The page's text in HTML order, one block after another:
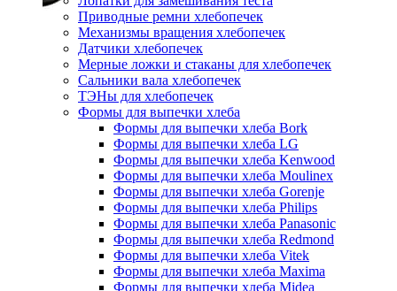
Приводные ремни хлебопечек
Механизмы вращения хлебопечек
Датчики хлебопечек
Мерные ложки и стаканы для хлебопечек
Сальники вала хлебопечек
ТЭНы для хлебопечек
Формы для выпечки хлеба
Формы для выпечки хлеба Bork
Формы для выпечки хлеба LG
Формы для выпечки хлеба Kenwood
Формы для выпечки хлеба Moulinex
Формы для выпечки хлеба Gorenje
Формы для выпечки хлеба Philips
Формы для выпечки хлеба Panasonic
Формы для выпечки хлеба Redmond
Формы для выпечки хлеба Vitek
Формы для выпечки хлеба Maxima
Формы для выпечки хлеба Midea